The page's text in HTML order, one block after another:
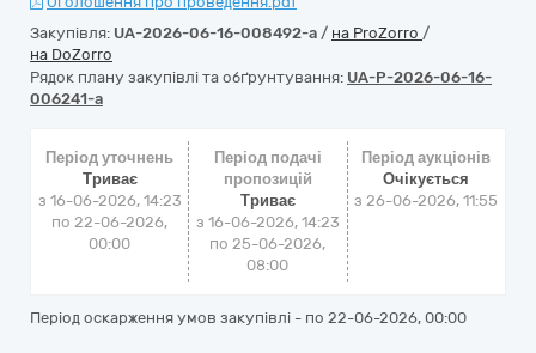
Закупівля: UA-2026-06-16-008492-a / на ProZorro /
на DoZorro
Рядок плану закупівлі та обґрунтування: UA-P-2026-06-16-
006241-a
Період уточнень
Триває
з 16-06-2026, 14:23
по 22-06-2026,
00:00
Період подачі
пропозицій
Триває
з 16-06-2026, 14:23
по 25-06-2026,
08:00
Період аукціонів
Очікується
з26-06-2026, 11:55
Період оскарження умов закупівлі - по 22-06-2026, 00:00